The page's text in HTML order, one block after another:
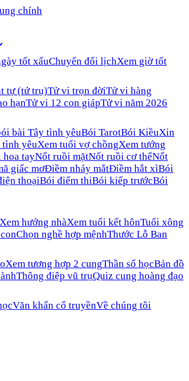
chính
tốt xấuChuyển đổi lịchXem giờ tốt
tự (tứ trụ)Tử vi trọn đờiTử vi hàng
hạnTử vi 12 con giápTử vi năm 2026
bài Tây tình yêuBói TarotBói KiềuXin
yêuXem tuổi vợ chồngXem tướng
hoa tayNốt ruồi mặtNốt ruồi cơ thểNốt
giấc mơĐiềm nháy mắtĐiềm hắt xìBói
thoạiBói điểm thiBói kiếp trướcBói
Xem hướng nhàXem tuổi kết hônTuổi xông
Chọn nghề hợp mệnhThước Lỗ Ban
Xem tương hợp 2 cungThần số họcBản đồ
Thông điệp vũ trụQuiz cung hoàng đạo
Văn khấn cổ truyềnVề chúng tôi